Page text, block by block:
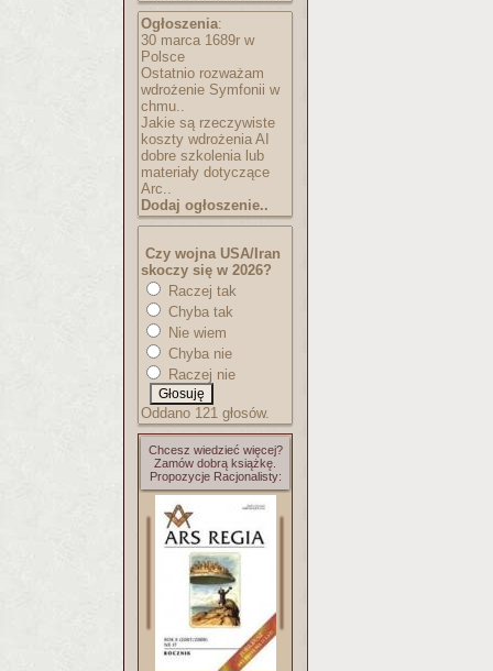
Ogłoszenia:
30 marca 1689r w
Polsce
Ostatnio rozważam
wdrożenie Symfonii w
chmu..
Jakie są rzeczywiste
koszty wdrożenia AI
dobre szkolenia lub
materiały dotyczące
Arc..
Dodaj ogłoszenie..
Czy wojna USA/Iran
skoczy się w 2026?
Raczej tak
Chyba tak
Nie wiem
Chyba nie
Raczej nie
Oddano 121 głosów.
Chcesz wiedzieć więcej?
Zamów dobrą książkę.
Propozycje Racjonalisty: